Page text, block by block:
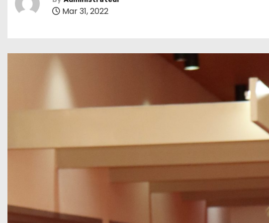
Mar 31, 2022